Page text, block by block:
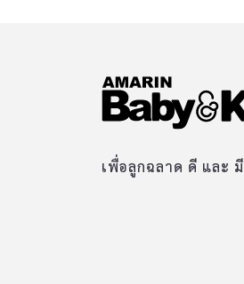
เพื่อลูกฉลาด ดี และ